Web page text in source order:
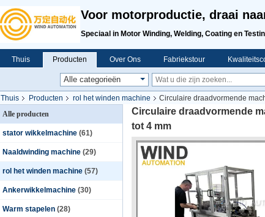
Voor motorproductie, draai
Speciaal in Motor Winding, Welding, Coating en
Thuis Producten Over Ons Fabriekstour
Thuis Producten rol het winden machine
Circulaire draadvormende
Alle producten
stator wikkelmachine (61)
Naaldwinding machine (29)
rol het winden machine (57)
Ankerwikkelmachine (30)
Warm stapelen (28)
Circulaire draadvormende
tot 4 mm